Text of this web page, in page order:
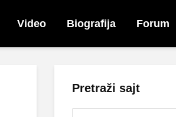
Video Biografija Forum
Pretraži sajt